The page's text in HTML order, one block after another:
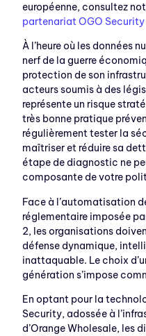
européenne, consultez
partenariat OGO
À l’heure où les données
nerf de la guerre
protection de son
acteurs soumis à des
représente un risque
très bonne pratique
régulièrement tester la
maîtriser et réduire sa
étape de diagnostic ne
composante de votre
Face à l’automatisation
réglementaire imposée
2, les organisations
défense dynamique,
inattaquable. Le choix
génération s’impose
En optant pour la
Security, adossée à
d’Orange Wholesale, les